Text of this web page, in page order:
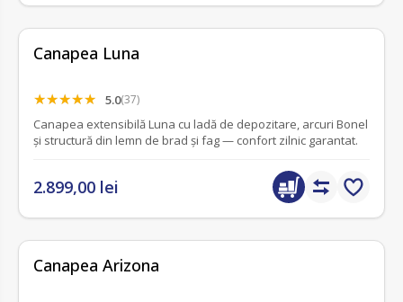
Canapea Luna
5.0(37)
Canapea extensibilă Luna cu ladă de depozitare, arcuri Bonel
și structură din lemn de brad și fag — confort zilnic garantat.
2.899,00 lei
Canapea Arizona